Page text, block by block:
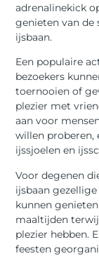
adrenalinekick
genieten van de
ijsbaan.
Een populaire
bezoekers
toernooien of
plezier met
aan voor
willen proberen,
ijssjoelen en
Voor degenen
ijsbaan
kunnen
maaltijden
plezier hebben.
feesten